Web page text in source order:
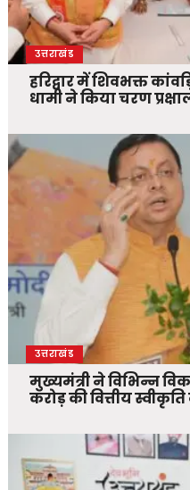
उत्तराखंड
हरिद्वार में शिवभक्त
धामी ने किया चरण
उत्तराखंड
मुख्यमंत्री ने विभिन्न
करोड़ की वित्तीय स्वीकृति